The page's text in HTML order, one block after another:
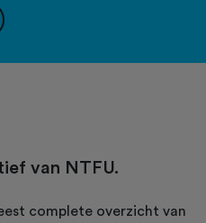
van NTFU.
complete overzicht van